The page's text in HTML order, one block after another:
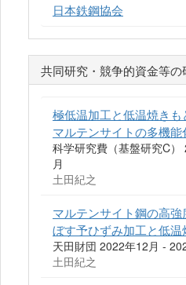
日本鉄鋼協会
共同研究・競争的資金等の
極低温加工と低温焼き
マルテンサイトの多機能
科学研究費（基盤研究C
月
土田紀之
マルテンサイト鋼の高
ぼす予ひずみ加工と低
天田財団 2022年12月 -
土田紀之